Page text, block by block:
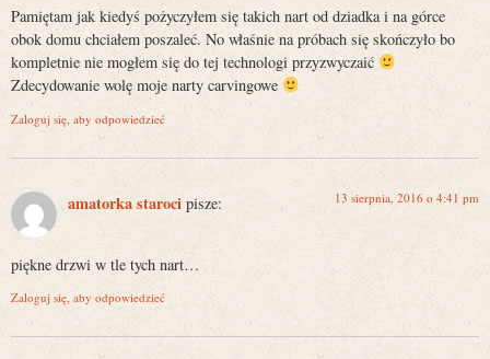
Pamiętam jak kiedyś pożyczyłem się takich nart od dziadka i na górce
obok domu chciałem poszaleć. No właśnie na próbach się skończyło bo
kompletnie nie mogłem się do tej technologi przyzwyczaić
Zdecydowanie wolę moje narty carvingowe
Zaloguj się, aby odpowiedzieć
amatorka staroci pisze: 13 sierpnia, 2016 o 4:41 pm
piękne drzwi w tle tych nart…
Zaloguj się, aby odpowiedzieć